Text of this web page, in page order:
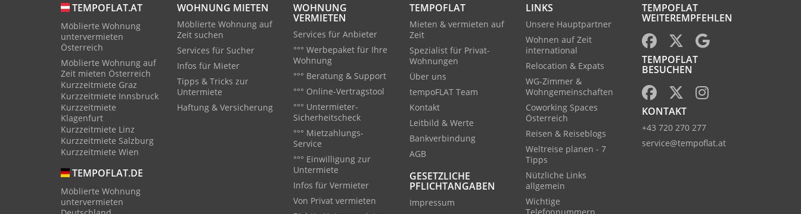
TEMPOFLAT.AT
Möblierte Wohnung
untervermieten
Österreich
Möblierte Wohnung auf
Zeit mieten Österreich
Kurzzeitmiete Graz
Kurzzeitmiete Innsbruck
Kurzzeitmiete
Klagenfurt
Kurzzeitmiete Linz
Kurzzeitmiete Salzburg
Kurzzeitmiete Wien
TEMPOFLAT.DE
Möblierte Wohnung
untervermieten
WOHNUNG MIETEN
Möblierte Wohnung auf
Zeit suchen
Services für Sucher
Infos für Mieter
Tipps & Tricks zur
Untermiete
Haftung & Versicherung
WOHNUNG
VERMIETEN
Services für Anbieter
°°° Werbepaket für Ihre
Wohnung
°°° Beratung & Support
°°° Online-Vertragstool
°°° Untermieter-
Sicherheitscheck
°°° Mietzahlungs-
Service
°°° Einwilligung zur
Untermiete
Infos für Vermieter
Von Privat vermieten
TEMPOFLAT
Mieten & vermieten auf
Zeit
Spezialist für Privat-
Wohnungen
Über uns
tempoFLAT Team
Kontakt
Leitbild & Werte
Bankverbindung
AGB
GESETZLICHE
PFLICHTANGABEN
Impressum
LINKS
Unsere Hauptpartner
Wohnen auf Zeit
international
Relocation & Expats
WG-Zimmer &
Wohngemeinschaften
Coworking Spaces
Österreich
Reisen & Reiseblogs
Weltreise planen - 7
Tipps
Nützliche Links
allgemein
Wichtige
TEMPOFLAT
WEITEREMPFEHLEN
TEMPOFLAT
BESUCHEN
KONTAKT
+43 720 270 277
service@tempoflat.at